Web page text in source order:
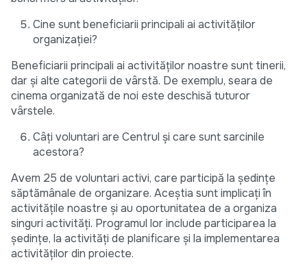
Cine sunt beneficiarii principali ai activităților
organizației?
Beneficiarii principali ai activităților noastre sunt tinerii,
dar și alte categorii de vârstă. De exemplu, seara de
cinema organizată de noi este deschisă tuturor
vârstele.
Câți voluntari are Centrul și care sunt sarcinile
acestora?
Avem 25 de voluntari activi, care participă la ședințe
săptămânale de organizare. Aceștia sunt implicați în
activitățile noastre și au oportunitatea de a organiza
singuri activități. Programul lor include participarea la
ședințe, la activități de planificare și la implementarea
activităților din proiecte.